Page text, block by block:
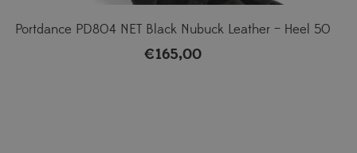
Portdance PD804 NET Black Nubuck Leather – Heel 50
€165,00